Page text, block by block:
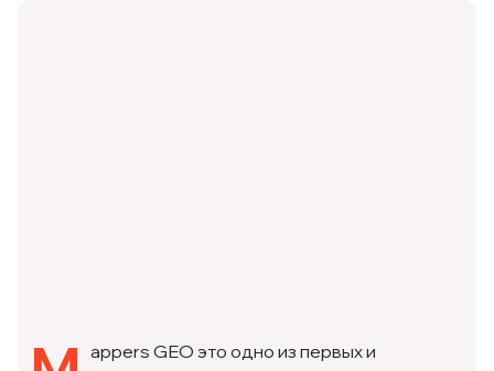
appers GEO это одно из первых и